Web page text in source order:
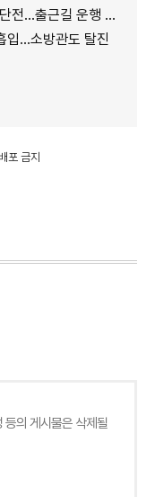
…출근길 운행 지연
입…소방관도 탈진
포 금지